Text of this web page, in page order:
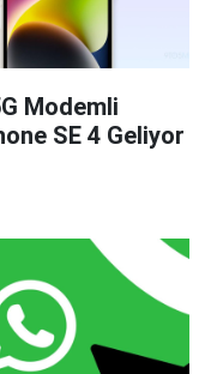
Modemli
SE 4 Geliyor